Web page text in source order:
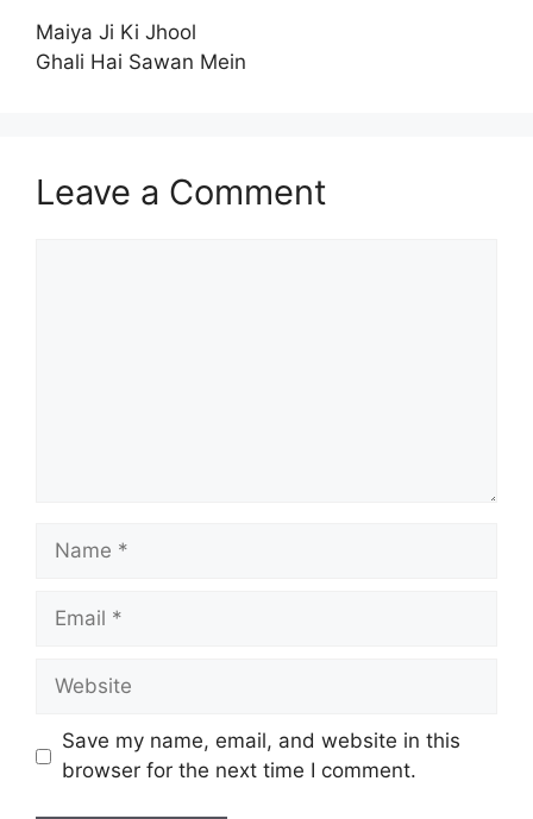
Maiya Ji Ki Jhool
Ghali Hai Sawan Mein
Leave a Comment
Name
Email
Website
Save my name, email, and website in this
browser for the next time I comment.